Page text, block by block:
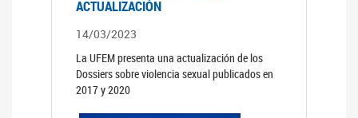
ACTUALIZACIÓN
14/03/2023
La UFEM presenta una actualización de los
Dossiers sobre violencia sexual publicados en
2017 y 2020